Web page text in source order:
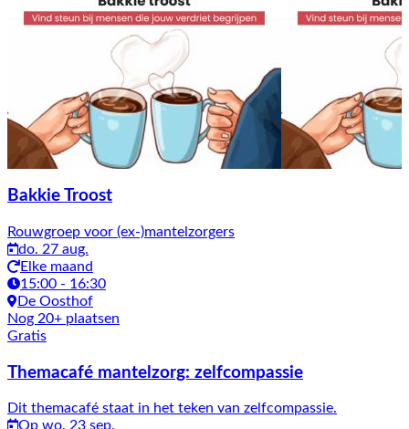
Bakkie Troost
Rouwgroep voor (ex-)mantelzorgers
do. 27 aug.
Elke maand
15:00 - 16:30
De Oosthof
Nog 20+ plaatsen
Gratis
Themacafé mantelzorg: zelfcompassie
Dit themacafé staat in het teken van zelfcompassie.
Op wo. 23 sep.